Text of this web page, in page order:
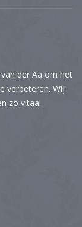
der Aa om het
verbeteren. Wij
zo vitaal